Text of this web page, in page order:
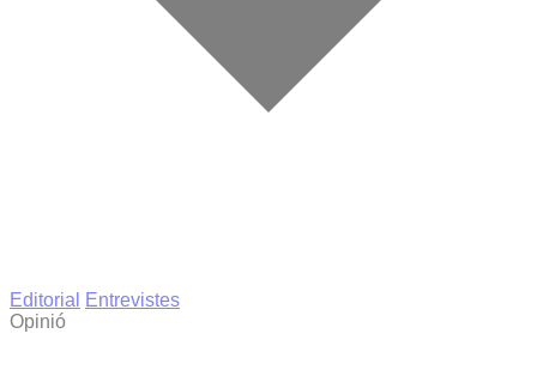
Editorial
Entrevistes
Opinió